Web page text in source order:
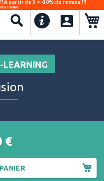
Recherche
À partir de 3 = -30% de remise !!!
LEARNING
€